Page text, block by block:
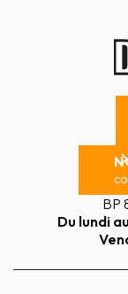
BP
Du lundi